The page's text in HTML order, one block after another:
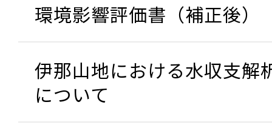
環境影響評価書（補正後）
伊那山地における水収支解
について